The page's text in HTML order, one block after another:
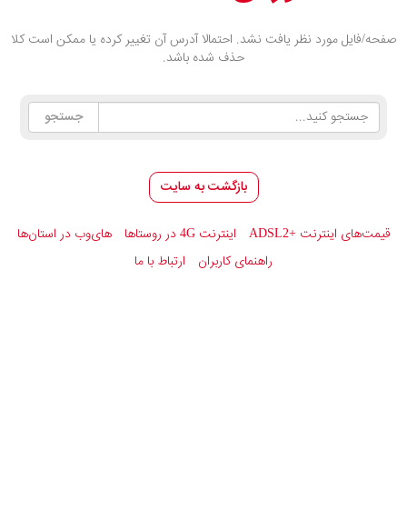
صفحه/فایل مورد نظر یافت نشد. احتمالا آدرس آن تغییر کرده یا ممکن است کلا
حذف شده باشد.
بازگشت به سایت
قیمت‌های اینترنتADSL2+ اینترنت 4G در روستاها
های‌وب در استان‌ها
راهنمای کاربران
ارتباط با ما